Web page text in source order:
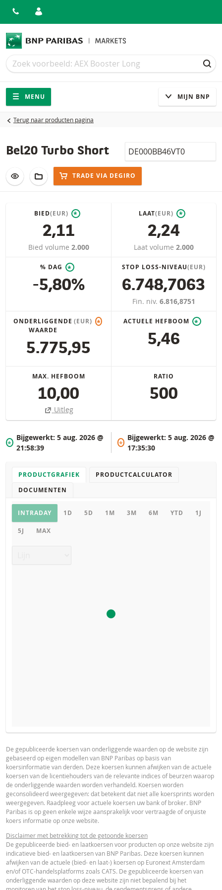
Zoek
Zoek
Navigatie
Site navigatie
MENU MIJN BNP
Terug naar producten pagina
Bel20 Turbo Short Isin
VOEG TOE AAN WATCHLIST
AAN PORTFOLIO TOEVOEGEN
TRADE VIA DEGIRO
BIED(EUR) *
2,11
Bied volume 2.000
LAAT(EUR) *
2,24
Laat volume 2.000
% DAG *
-5,80%
STOP LOSS-NIVEAU(EUR)
6.748,7063
Fin. niv. 6.816,8751
ONDERLIGGENDE
WAARDE
(EUR) *
5.775,95
ACTUELE HEFBOOM *
5,46
MAX. HEFBOOM
10,00
Uitleg
RATIO
500
*
Bijgewerkt: 5 aug. 2026 @
21:58:39
*
Bijgewerkt:5 aug. 2026 @
17:35:30
PRODUCTGRAFIEK
PRODUCTCALCULATOR
DOCUMENTEN
Productgrafiek
INTRADAY 1D 5D 1M 3M 6M YTD 1J
5J MAX
VERWACHTE KOERS VAN DE ONDERLIGGENDE WAARDE
AANTAL PRODUCTEN
PERIODE
ACTUELE BEREKENDE
PROSPECTUS
Prospectus (NL) URL
FINAL TERMS
Final Terms
ESSENTIËLE BELEGGERSINFORMATIEDOCUMENTATIE
PRODUCT PROJECTIONS
Some helper text for the product price projections, financial
advised
UNDERLYING PRICE PRICE PROJECTION
De gepubliceerde koersen van onderliggende waarden op de website zijn
gebaseerd op eigen modellen van BNP Paribas op basis van
koersinformatie van derden. Deze koersen kunnen afwijken van de actuele
koersen van de licentiehouders van de relevante indices of beurzen waarop
de onderliggende waarden worden verhandeld. Koersen worden
geconsolideerd weergegeven: dat betekent dat niet alle koersprints worden
weergegeven. Raadpleeg voor actuele koersen uw bank of broker. BNP
Paribas is op geen enkele wijze aansprakelijk voor vertraagde of onjuiste
koers informatie op onze website.
Disclaimer met betrekking tot de getoonde koersen
De gepubliceerde bied- en laatkoersen voor producten op onze website zijn
indicatieve bied- en laatkoersen van BNP Paribas. Deze koersen kunnen
afwijken van de actuele (bied- en laat-) koersen op Euronext Amsterdam
en/of OTC-handelsplatforms zoals CATS. De gepubliceerde koersen van
onderliggende waarden op deze website zijn niet bepalend bij het